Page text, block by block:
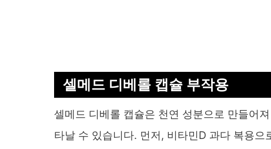
셀메드 디베롤 캡슐 부작용
셀메드 디베롤 캡슐은 천연 성분으로 만들어
타날 수 있습니다. 먼저, 비타민D 과다 복용